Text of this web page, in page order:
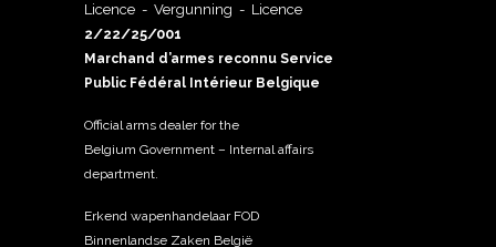
Licence - Vergunning - Licence
2/22/25/001
Marchand d’armes reconnu Service
Public Fédéral Intérieur Belgique
Official arms dealer for the
Belgium Government – Internal affairs
department.
Erkend wapenhandelaar FOD
Binnenlandse Zaken België